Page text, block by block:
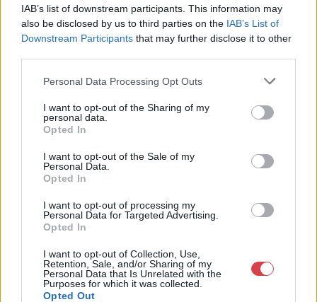
IAB’s list of downstream participants. This information may
also be disclosed by us to third parties on the IAB’s List of
Downstream Participants that may further disclose it to other
Personal Data Processing Opt Outs
I want to opt-out of the Sharing of my
personal data.
Opted In
I want to opt-out of the Sale of my
Personal Data.
Opted In
I want to opt-out of processing my
Personal Data for Targeted Advertising.
Opted In
I want to opt-out of Collection, Use,
Retention, Sale, and/or Sharing of my
Personal Data that Is Unrelated with the
Purposes for which it was collected.
Opted Out
Telefon: 18008123
Weboldal:
Budapesten, a II. kerületben. Célunk, hogy az eladók optimális
rendszeresen tudják gazdagítani gyűjteményüket változatos
kínálatunkból. Ezért is rendezünk minden második héten,
18.00 óráig várjuk szeretettel az érdeklődőket.